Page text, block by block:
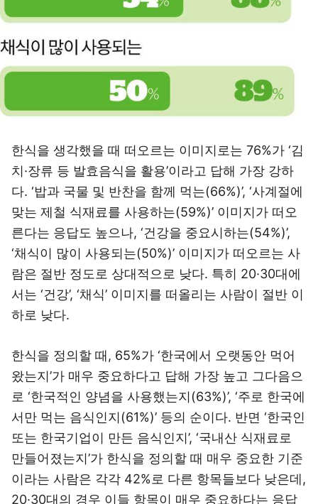
한식을 생각했을 때 떠오르는 이미지로는 76%가 ‘김
치·장류 등 발효음식을 활용’이라고 답해 가장 강하
다. ‘밥과 국물 및 반찬을 함께 먹는(66%)’, ‘사계절에
맞는 제철 식재료를 사용하는(59%)’ 이미지가 떠오
른다는 응답도 높으나, ‘건강을 중요시하는(54%)’,
‘채식이 많이 사용되는(50%)’ 이미지가 떠오르는 사
람은 절반 정도로 상대적으로 낮다. 특히 20·30대에
서는 ‘건강’, ‘채식’ 이미지를 떠올리는 사람이 절반 이
하로 낮다.
한식을 정의할 때, 65%가 ‘한국에서 오랫동안 먹어
왔는지’가 매우 중요하다고 답해 가장 높고 그다음으
로 ‘한국적인 양념을 사용했는지(63%)’, ‘주로 한국에
서만 먹는 음식인지(61%)’ 등의 순이다. 반면 ‘한국인
또는 한국기업이 만든 음식인지’, ‘국내산 식재료로
만들어졌는지’가 한식을 정의할 때 매우 중요한 기준
이라는 사람은 각각 42%로 다른 항목들보다 낮은데,
20·30대의 경우 이들 항목이 매우 중요하다는 응답